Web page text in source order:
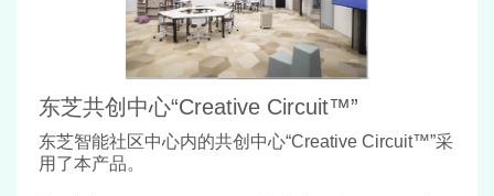
东芝共创中心“Creative Circuit™”
东芝智能社区中心内的共创中心“Creative Circuit™”采
用了本产品。